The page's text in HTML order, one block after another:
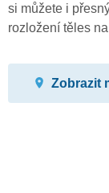
si můžete i
rozložení těles
Zobrazit